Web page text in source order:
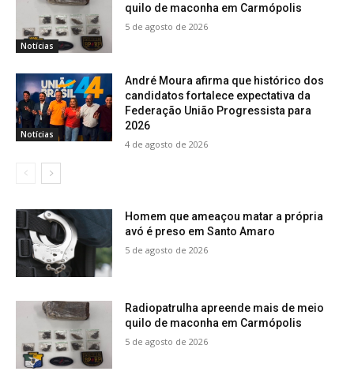
Notícias
quilo de maconha em Carmópolis
5 de agosto de 2026
Notícias
André Moura afirma que histórico dos
candidatos fortalece expectativa da
Federação União Progressista para
2026
4 de agosto de 2026
Homem que ameaçou matar a própria
avó é preso em Santo Amaro
5 de agosto de 2026
Radiopatrulha apreende mais de meio
quilo de maconha em Carmópolis
5 de agosto de 2026